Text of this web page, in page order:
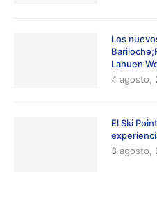
Los
Lahuen
4 agosto,
El Ski
3 agosto,